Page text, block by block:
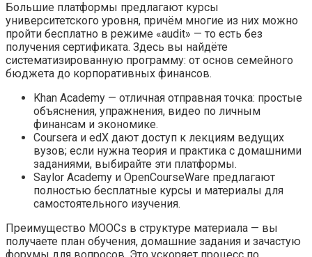
Большие платформы предлагают курсы
университетского уровня, причём многие из них можно
пройти бесплатно в режиме «audit» — то есть без
получения сертификата. Здесь вы найдёте
систематизированную программу: от основ семейного
бюджета до корпоративных финансов.
Khan Academy — отличная отправная точка: простые
объяснения, упражнения, видео по личным
финансам и экономике.
Coursera и edX дают доступ к лекциям ведущих
вузов; если нужна теория и практика с домашними
заданиями, выбирайте эти платформы.
Saylor Academy и OpenCourseWare предлагают
полностью бесплатные курсы и материалы для
самостоятельного изучения.
Преимущество MOOCs в структуре материала — вы
получаете план обучения, домашние задания и зачастую